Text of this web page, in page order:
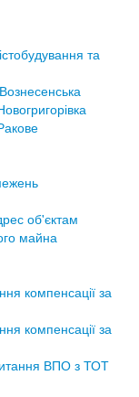
та
об'єктам
майна
компенсації за
компенсації за
ВПО з ТОТ